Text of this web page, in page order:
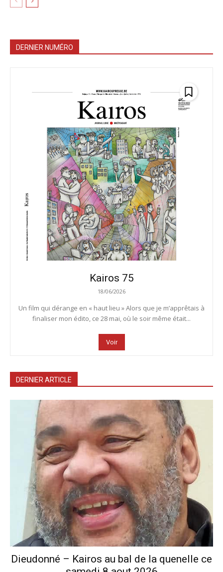
DERNIER NUMÉRO
Kairos 75
18/06/2026
Un film qui dérange en « haut lieu » Alors que je m’apprêtais à
finaliser mon édito, ce 28 mai, où le soir même était...
Voir
DERNIER ARTICLE
Dieudonné – Kairos au bal de la quenelle ce